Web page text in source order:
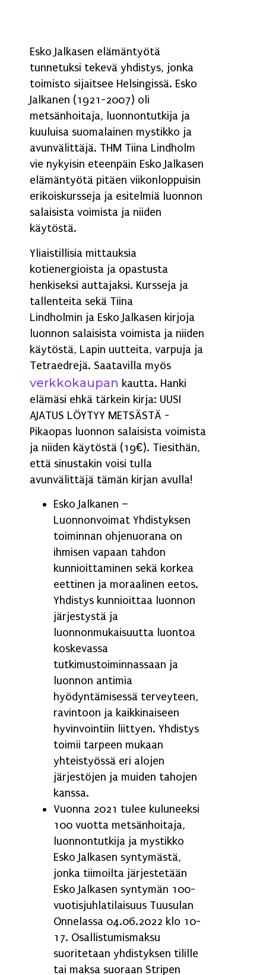
Esko Jalkasen elämäntyötä
tunnetuksi tekevä yhdistys, jonka
toimisto sijaitsee Helsingissä. Esko
Jalkanen (1921-2007) oli
metsänhoitaja, luonnontutkija ja
kuuluisa suomalainen mystikko ja
avunvälittäjä. THM Tiina Lindholm
vie nykyisin eteenpäin Esko Jalkasen
elämäntyötä pitäen viikonloppuisin
erikoiskursseja ja esitelmiä luonnon
salaisista voimista ja niiden
käytöstä.
Yliaistillisia mittauksia
kotienergioista ja opastusta
henkiseksi auttajaksi. Kursseja ja
tallenteita sekä Tiina
Lindholmin ja Esko Jalkasen kirjoja
luonnon salaisista voimista ja niiden
käytöstä, Lapin uutteita, varpuja ja
Tetraedrejä. Saatavilla myös
verkkokaupan kautta. Hanki
elämäsi ehkä tärkein kirja: UUSI
AJATUS LÖYTYY METSÄSTÄ -
Pikaopas luonnon salaisista voimista
ja niiden käytöstä (19€). Tiesithän,
että sinustakin voisi tulla
avunvälittäjä tämän kirjan avulla!
Esko Jalkanen –
Luonnonvoimat Yhdistyksen
toiminnan ohjenuorana on
ihmisen vapaan tahdon
kunnioittaminen sekä korkea
eettinen ja moraalinen eetos.
Yhdistys kunnioittaa luonnon
järjestystä ja
luonnonmukaisuutta luontoa
koskevassa
tutkimustoiminnassaan ja
luonnon antimia
hyödyntämisessä terveyteen,
ravintoon ja kaikkinaiseen
hyvinvointiin liittyen. Yhdistys
toimii tarpeen mukaan
yhteistyössä eri alojen
järjestöjen ja muiden tahojen
kanssa.
Vuonna 2021 tulee kuluneeksi
100 vuotta metsänhoitaja,
luonnontutkija ja mystikko
Esko Jalkasen syntymästä,
jonka tiimoilta järjestetään
Esko Jalkasen syntymän 100-
vuotisjuhlatilaisuus Tuusulan
Onnelassa 04.06.2022 klo 10-
17. Osallistumismaksu
suoritetaan yhdistyksen tilille
tai maksa suoraan Stripen